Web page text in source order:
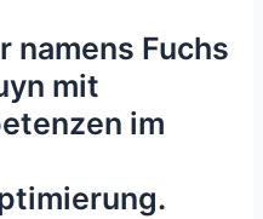
namens Fuchs
mit
im